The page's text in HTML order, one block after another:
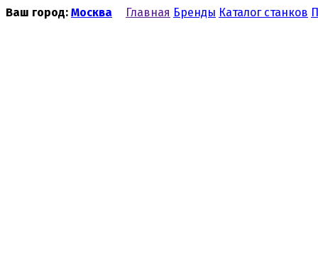
Ваш город: Москва Главная Бренды Каталог станков